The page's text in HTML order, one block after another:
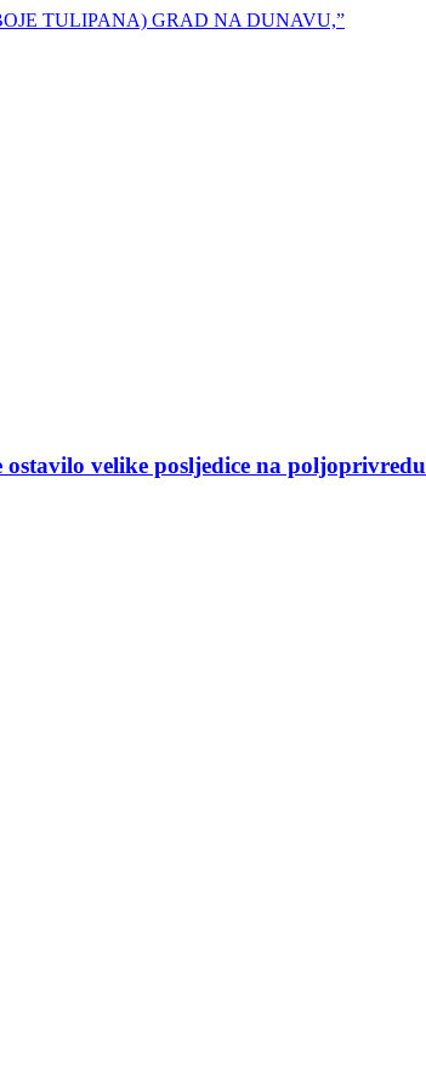
TULIPANA) GRAD NA DUNAVU,”
velike posljedice na poljoprivredu